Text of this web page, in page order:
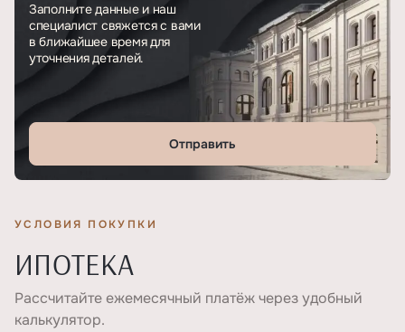
Заполните данные и наш
специалист свяжется с вами
в ближайшее время для
уточнения деталей.
Отправить
УСЛОВИЯ ПОКУПКИ
ИПОТЕКА
Рассчитайте ежемесячный платёж через удобный
калькулятор.